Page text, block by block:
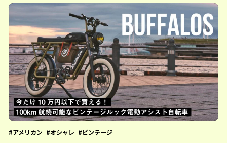
アメリカン オシャレ ビンテージ